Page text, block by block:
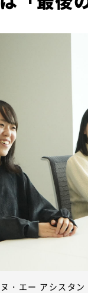
・エー アシスタ